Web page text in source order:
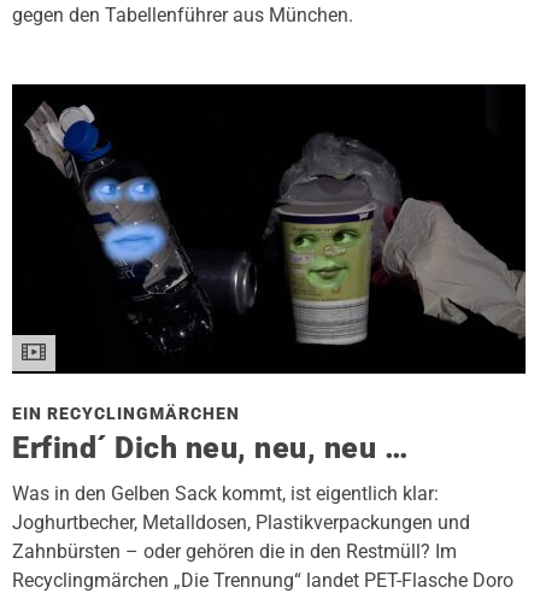
gegen den Tabellenführer aus München.
EIN RECYCLINGMÄRCHEN
Erfind´ Dich neu, neu, neu …
Was in den Gelben Sack kommt, ist eigentlich klar:
Joghurtbecher, Metalldosen, Plastikverpackungen und
Zahnbürsten – oder gehören die in den Restmüll? Im
Recyclingmärchen „Die Trennung“ landet PET-Flasche Doro